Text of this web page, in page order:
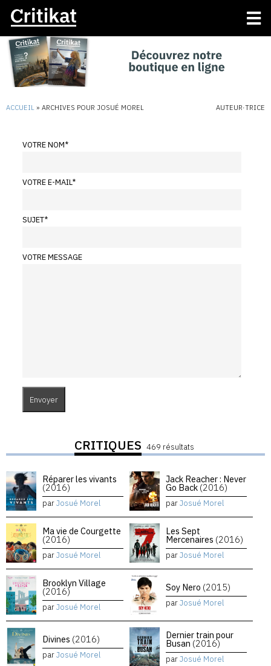
ACCUEIL » ARCHIVES POUR JOSUÉ MOREL AUTEUR·TRICE
VOTRE NOM*
VOTRE E-MAIL*
SUJET*
VOTRE MESSAGE
CRITIQUES 469 résultats
Réparer les vivants
(2016)
parJosué Morel
Jack Reacher : Never
Go Back (2016)
parJosué Morel
Ma vie de Courgette
(2016)
parJosué Morel
Les Sept
Mercenaires (2016)
parJosué Morel
Brooklyn Village
(2016)
parJosué Morel
Soy Nero (2015)
parJosué Morel
Divines (2016)
parJosué Morel
Dernier train pour
Busan (2016)
parJosué Morel